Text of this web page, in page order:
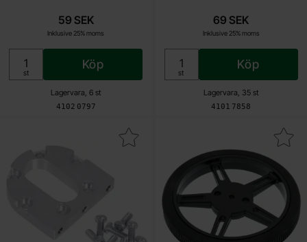
Art. nr
4102 0797
Lagervara, 6 st
59 SEK
Inklusive 25% moms
Enhet:
st
Köp
Art. nr
4101 7858
Lagervara, 35 st
69 SEK
Inklusive 25% moms
Enhet:
st
Köp
Makera fästplatta för DC-motor 37mm som favorit
Makera hjul för servo med